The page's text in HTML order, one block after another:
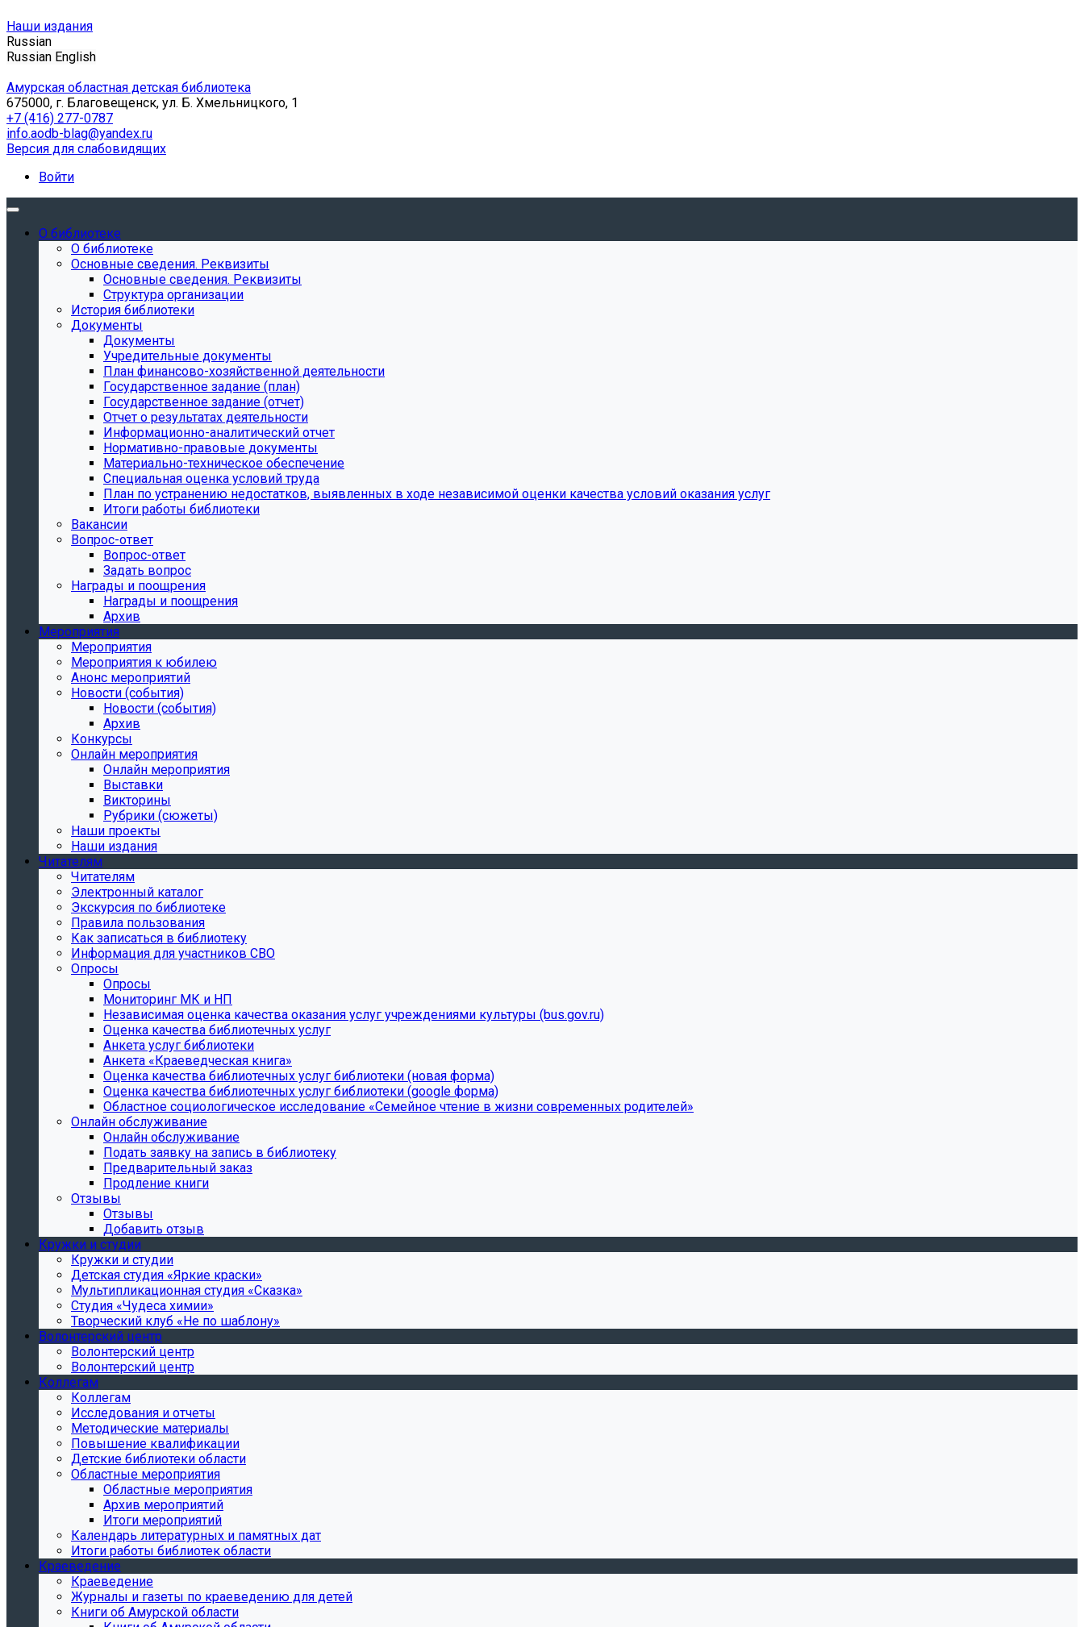
Наши издания
Russian
Russian English
Амурская областная детская библиотека
675000, г. Благовещенск, ул. Б. Хмельницкого, 1
+7 (416) 277-0787
info.aodb-blag@yandex.ru
Версия для слабовидящих
Войти
О библиотеке
О библиотеке
Основные сведения. Реквизиты
Основные сведения. Реквизиты
Структура организации
История библиотеки
Документы
Документы
Учредительные документы
План финансово-хозяйственной деятельности
Государственное задание (план)
Государственное задание (отчет)
Отчет о результатах деятельности
Информационно-аналитический отчет
Нормативно-правовые документы
Материально-техническое обеспечение
Специальная оценка условий труда
План по устранению недостатков, выявленных в ходе независимой оценки качества условий оказания услуг
Итоги работы библиотеки
Вакансии
Вопрос-ответ
Вопрос-ответ
Задать вопрос
Награды и поощрения
Награды и поощрения
Архив
Мероприятия
Мероприятия
Мероприятия к юбилею
Анонс мероприятий
Новости (события)
Новости (события)
Архив
Конкурсы
Онлайн мероприятия
Онлайн мероприятия
Выставки
Викторины
Рубрики (сюжеты)
Наши проекты
Наши издания
Читателям
Читателям
Электронный каталог
Экскурсия по библиотеке
Правила пользования
Как записаться в библиотеку
Информация для участников СВО
Опросы
Опросы
Мониторинг МК и НП
Независимая оценка качества оказания услуг учреждениями культуры (bus.gov.ru)
Оценка качества библиотечных услуг
Анкета услуг библиотеки
Анкета «Краеведческая книга»
Oценка качества библиотечных услуг библиотеки (новая форма)
Oценка качества библиотечных услуг библиотеки (google форма)
Областное социологическое исследование «Семейное чтение в жизни современных родителей»
Онлайн обслуживание
Онлайн обслуживание
Подать заявку на запись в библиотеку
Предварительный заказ
Продление книги
Отзывы
Отзывы
Добавить отзыв
Кружки и студии
Кружки и студии
Детская студия «Яркие краски»
Мультипликационная студия «Сказка»
Студия «Чудеса химии»
Творческий клуб «Не по шаблону»
Волонтерский центр
Волонтерский центр
Волонтерский центр
Коллегам
Коллегам
Исследования и отчеты
Методические материалы
Повышение квалификации
Детские библиотеки области
Областные мероприятия
Областные мероприятия
Архив мероприятий
Итоги мероприятий
Календарь литературных и памятных дат
Итоги работы библиотек области
Краеведение
Краеведение
Журналы и газеты по краеведению для детей
Книги об Амурской области